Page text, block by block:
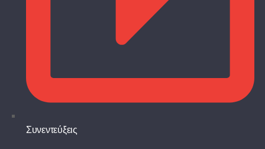
Συνεντεύξεις